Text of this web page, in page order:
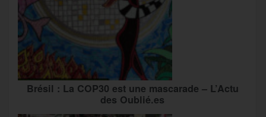
Brésil : La COP30 est une mascarade – L’Actu
des Oublié.es